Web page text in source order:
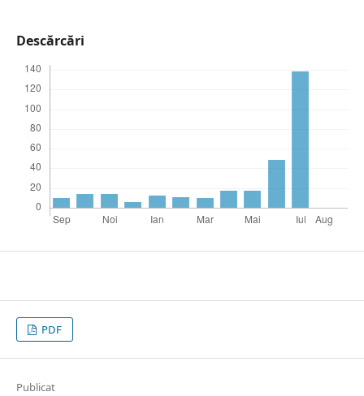
Descărcări
PDF
Publicat